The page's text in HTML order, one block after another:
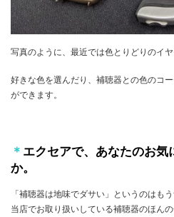
写真のように、最近では色とりどりのイ
好きな色を選んだり、補聴器との色のコ
ができます。
＊ エクセアで、あなたのお気
か。
「補聴器は地味でダサい」というのはも
当店でお取り扱いしている補聴器のほんの